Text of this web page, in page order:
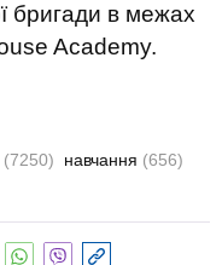
бригади в межах
Academy.
(7250) навчання (656)